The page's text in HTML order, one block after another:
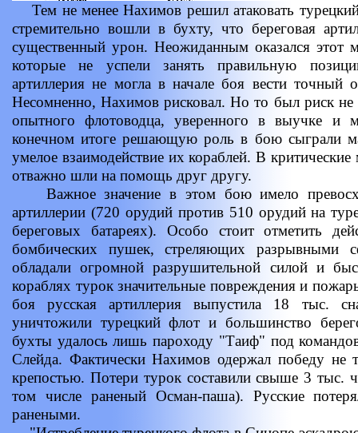
Тем не менее Нахимов решил атаковать
стремительно вошли в бухту, что береговая
существенный урон. Неожиданным оказался этот
которые не успели занять правильную
артиллерия не могла в начале боя вести точный
Несомненно, Нахимов рисковал. Но то был риск не
опытного флотоводца, уверенного в выучке и
конечном итоге решающую роль в бою сыграли
умелое взаимодействие их кораблей. В
отважно шли на помощь друг другу.
Важное значение в этом бою имело
артиллерии (720 орудий против 510 орудий на
береговых батареях). Особо стоит отметить
бомбических пушек, стреляющих разрывными
обладали огромной разрушительной силой и
кораблях турок значительные повреждения и
боя русская артиллерия выпустила 18 тыс.
уничтожили турецкий флот и большинство
бухты удалось лишь пароходу "Таиф" под
Слейда. Фактически Нахимов одержал победу не
крепостью. Потери турок составили свыше 3 тыс.
том числе раненый Осман-паша). Русские
ранеными.